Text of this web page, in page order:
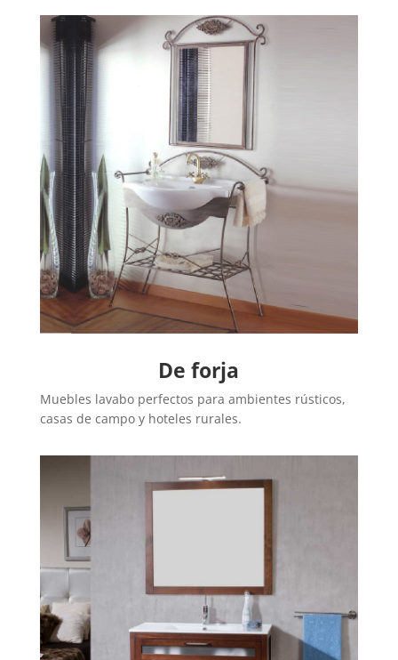
De forja
Muebles lavabo perfectos para ambientes rústicos,
casas de campo y hoteles rurales.